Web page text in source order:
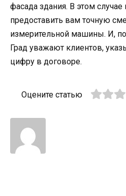
фасада здания. В этом
предоставить вам точную
измерительной машины. И,
Град уважают клиентов,
цифру в договоре.
Оцените статью